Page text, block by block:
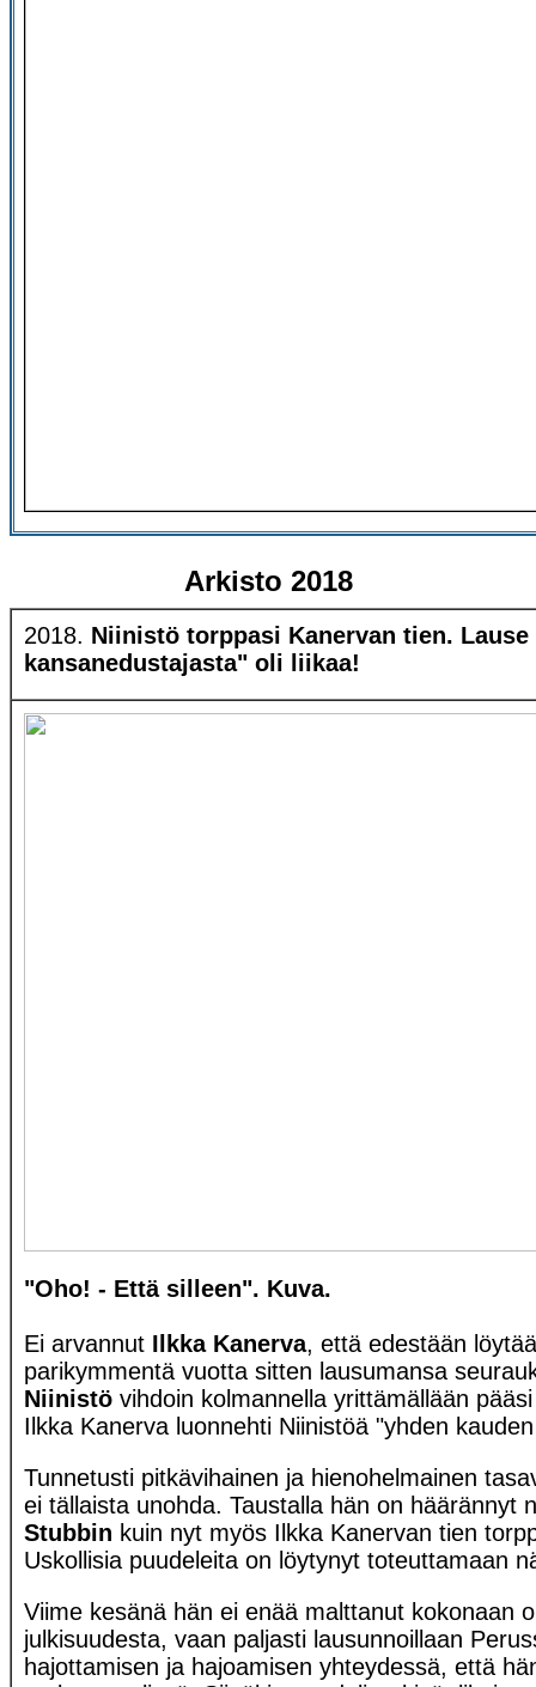
Arkisto 2018
2018. Niinistö torppasi Kanervan tien. Lause
kansanedustajasta" oli liikaa!
"Oho! - Että silleen". Kuva.
Ei arvannut Ilkka Kanerva, että edestään
parikymmentä vuotta sitten lausumansa
Niinistö vihdoin kolmannella yrittämällään
Ilkka Kanerva luonnehti Niinistöä "yhden
Tunnetusti pitkävihainen ja hienohelmainen
ei tällaista unohda. Taustalla hän on häärännyt
Stubbin kuin nyt myös Ilkka Kanervan tien
Uskollisia puudeleita on löytynyt toteuttamaan
Viime kesänä hän ei enää malttanut kokonaan
julkisuudesta, vaan paljasti lausunnoillaan
hajottamisen ja hajoamisen yhteydessä, että